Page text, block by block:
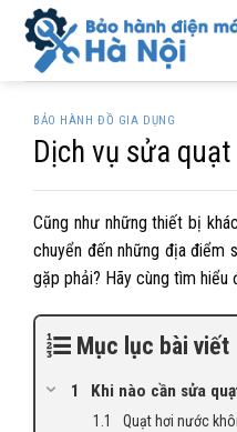
Skip
content
BẢO HÀNH ĐỒ GIA DỤNG
Dịch vụ sửa
Cũng như những thiết bị
chuyển đến những địa điểm
gặp phải? Hãy cùng tìm
Mục lục bài viết
Khi nào cần sửa
Quạt hơi nước